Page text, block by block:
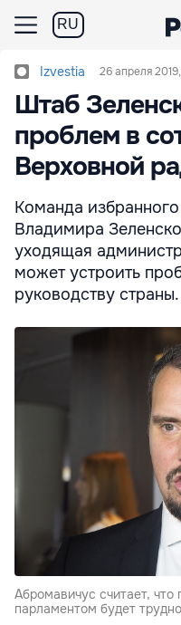
RU
Izvestia 26 апреля 2019,
Штаб
проблем в
Верховной
Команда
Владимира
уходящая
может устроить
руководству страны.
Абромавичус считает, что
парламентом будет